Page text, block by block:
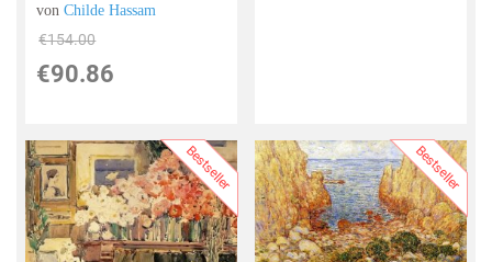
vonChilde Hassam
€154.00
€90.86
Bestseller Bestseller